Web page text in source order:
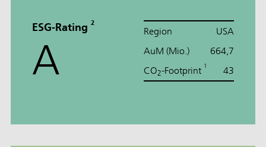
ESG-Rating 2
A
Region
USA
AuM (Mio.)
664,7
CO2-Footprint 1 43